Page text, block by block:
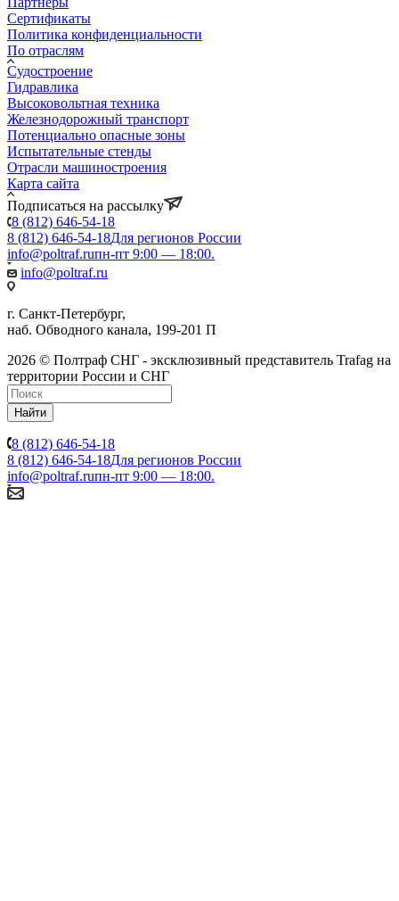
Сертификаты
Политика конфиденциальности
По отраслям
Судостроение
Гидравлика
Высоковольтная техника
Железнодорожный транспорт
Потенциально опасные зоны
Испытательные стенды
Отрасли машиностроения
Карта сайта
Подписаться на рассылку
8 (812) 646-54-18
8 (812) 646-54-18Для регионов России
info@poltraf.ruпн-пт 9:00 — 18:00.
info@poltraf.ru
г. Санкт-Петербург,
наб. Обводного канала, 199-201 П
2026 © Полтраф СНГ - эксклюзивный представитель Trafag на
территории России и СНГ
Найти
8 (812) 646-54-18
8 (812) 646-54-18Для регионов России
info@poltraf.ruпн-пт 9:00 — 18:00.